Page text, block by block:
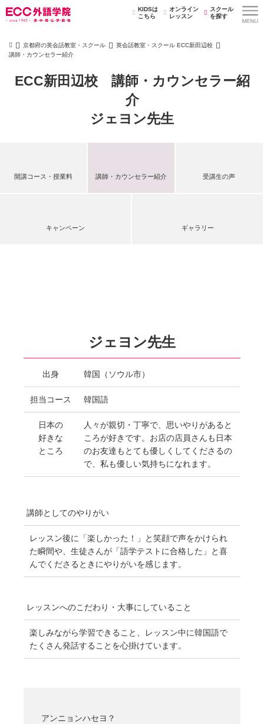
KIDSは
こちら
オンライン
レッスン
スクール
を探す
京都府の英会話教室・スクール
英会話教室・スクール ECC新田辺校
講師・カウンセラー紹介
ECC新田辺校 講師・カウンセラー紹
介
ジェヨン先生
開講コース・授業料 講師・カウンセラー紹介 受講生の声
キャンペーン ギャラリー
ジェヨン先生
出身 韓国（ソウル市）
担当コース 韓国語
日本の
好きな
ところ
人々が親切・丁寧で、思いやりがあると
ころが好きです。お店の店員さんも日本
のお友達もとても優しくしてくださるの
で、私も優しい気持ちになれます。
講師としてのやりがい
レッスン後に「楽しかった！」と笑顔で声をかけられ
た瞬間や、生徒さんが「語学テストに合格した」と喜
んでくださるときにやりがいを感じます。
レッスンへのこだわり・ 大事にしていること
楽しみながら学習できること、レッスン中に韓国語で
たくさん発話することを心掛けています。
アンニョンハセヨ？